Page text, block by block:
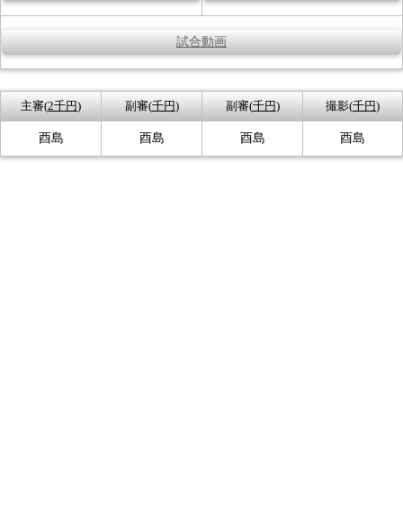
試合動画
主審(2千円) 副審(千円) 副審(千円) 撮影(千円)
酉島 酉島 酉島 酉島